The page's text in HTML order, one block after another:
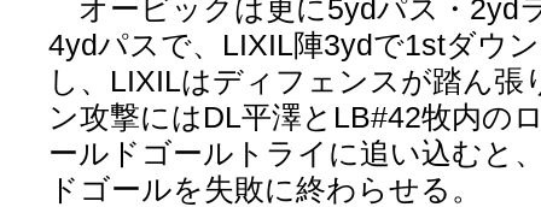
オービックは更に5ydパス・2yd
4ydパスで、LIXIL陣3ydで1stダウ
し、LIXILはディフェンスが踏ん張
ン攻撃にはDL平澤とLB#42牧内の
ールドゴールトライに追い込むと
ドゴールを失敗に終わらせる。